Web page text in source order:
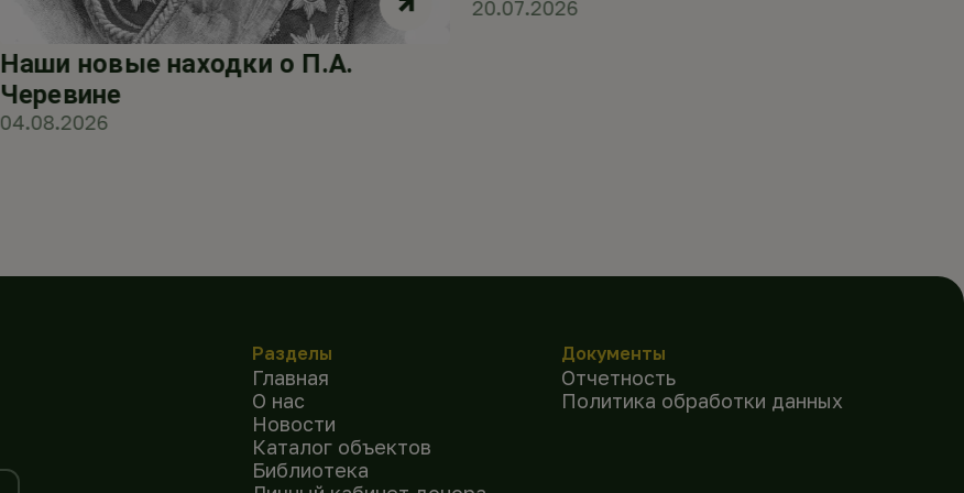
Наши новые находки о П.А.
Черевине
04.08.2026
20.07.2026
Разделы
Главная
О нас
Новости
Каталог объектов
Библиотека
Документы
Отчетность
Политика обработки данных